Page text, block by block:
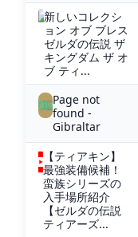
新しいコレクシ
ョン オブ ブレス
ゼルダの伝説 ザ
キングダム ザ オ
ブ ティ...
Page not
found -
Gibraltar
【ティアキン】
最強装備候補！
蛮族シリーズの
入手場所紹介
【ゼルダの伝説
ティアーズ...